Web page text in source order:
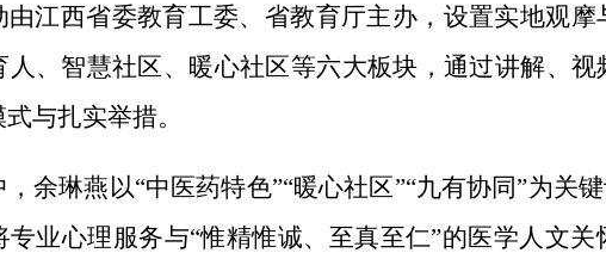
由江西省委教育工委、省教育厅主办，设置实地观
人、智慧社区、暖心社区等六大板块，通过讲解、
与扎实举措。
余琳燕以“中医药特色”“暖心社区”“九有协同”为关
专业心理服务与“惟精惟诚、至真至仁”的医学人文